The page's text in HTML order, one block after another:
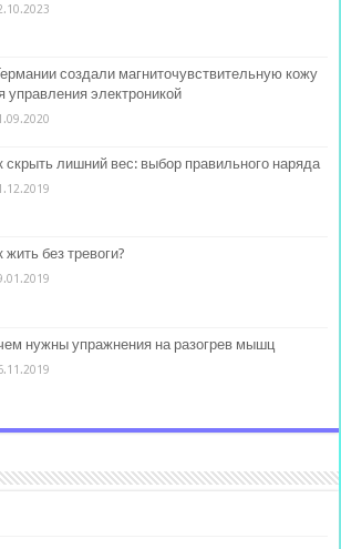
создали магниточувствительную кожу
управления электроникой
скрыть лишний вес: выбор правильного наряда
жить без тревоги?
нужны упражнения на разогрев мышц